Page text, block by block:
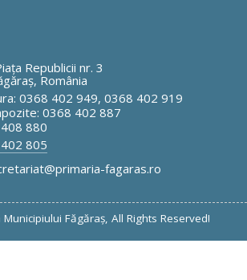
Republicii nr. 3
România
0368 402 949, 0368 402 919
0368 402 887
880
805
fagaras.ro
Făgăraş, All Rights Reserved!